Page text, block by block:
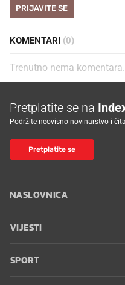
PRIJAVITE SE
KOMENTARI (0)
Trenutno nema komentara.
Pretplatite se na
Podržite neovisno novinarstvo i
Pretplatite se
NASLOVNICA
VIJESTI
SPORT